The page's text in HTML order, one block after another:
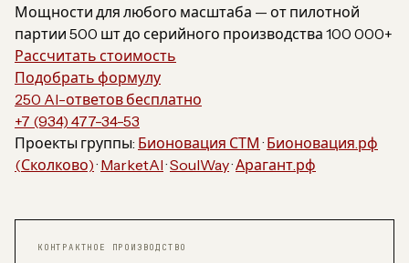
Мощности для любого масштаба — от пилотной
партии 500 шт до серийного производства 100 000+
Рассчитать стоимость
Подобрать формулу
250 AI-ответов бесплатно
+7 (934) 477-34-53
Проекты группы: Бионовация СТМ · Бионовация.рф
(Сколково)· MarketAI·SoulWay·Арагант.рф
КОНТРАКТНОЕ ПРОИЗВОДСТВО